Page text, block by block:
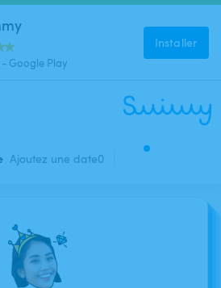
Google Play
Installer
Ajoutez une date0